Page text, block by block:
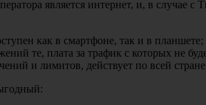
является интернет, и, в случае
как в смартфоне, так и в планшете;
те, плата за трафик с которых не
и лимитов, действует по всей